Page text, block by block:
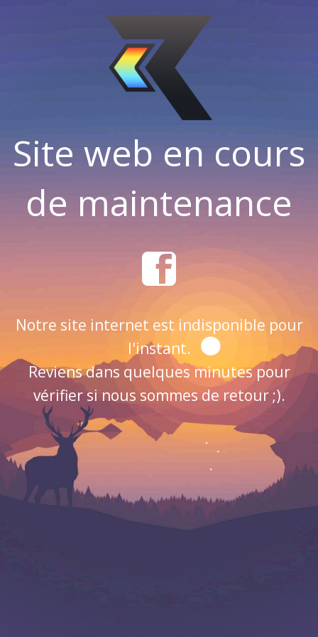
Site web en cours
de maintenance
Notre site internet est indisponible pour
l'instant.
Reviens dans quelques minutes pour
vérifier si nous sommes de retour ;).